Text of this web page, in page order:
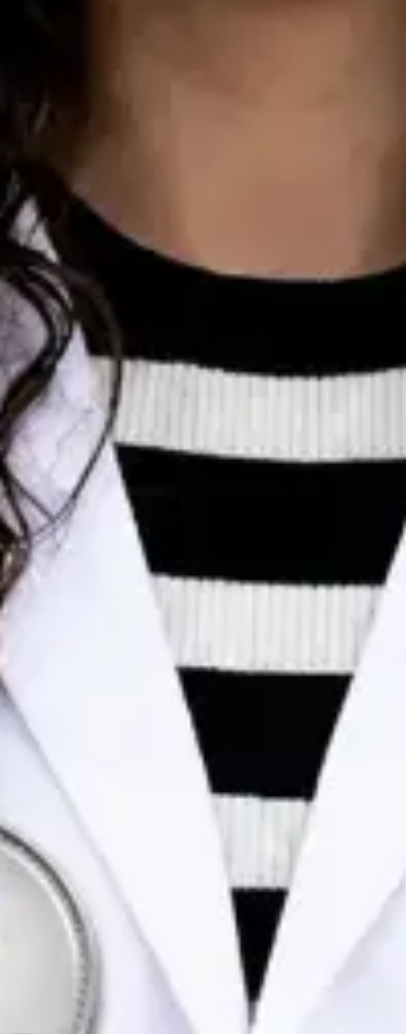
Registo
OM | 44172
Colégio Especialidade Oncologia
Idiomas
English, Spanish, French, Portuguese
Marcar consulta Ver perfil
Dr Egas Moura — Paediatrician, Global Health Portugal Dr
Egas Moura — Paediatrician at Global Health Portugal. Book
an online video consultation.
PT
Consulta de Pediatria
Dr Egas Moura
Registo
OM | 34823
Colégio Especialidade Pediatria
Portuguese, English
Marcar consulta
Dra. Joana Branco Maia — General Practitioner / Psychologist,
Global Health Portugal Dra. Joana Branco Maia — General
Practitioner / Psychologist at Global Health Portugal. Book an
online video consultation.